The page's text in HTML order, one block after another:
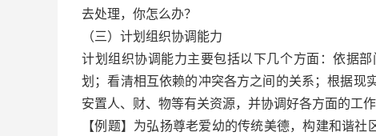
去处理，你怎么办？
（三）计划组织协调能力
计划组织协调能力主要包括以下几个方面：依据
划；看清相互依赖的冲突各方之间的关系；根据现
安置人、财、物等有关资源，并协调好各方面的工作
【例题】为弘扬尊老爱幼的传统美德，构建和谐社